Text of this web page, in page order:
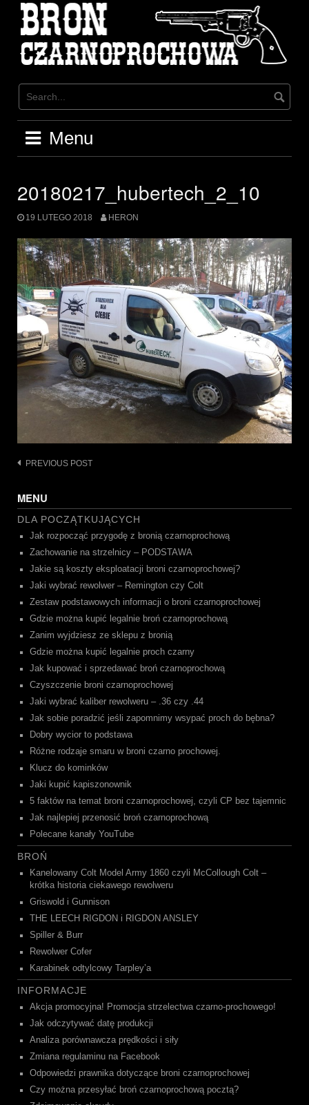
content
Menu
20180217_hubertech_2_10
19 LUTEGO 2018 HERON
Post
PREVIOUS POST
MENU
DLA POCZĄTKUJĄCYCH
Jak rozpocząć przygodę z bronią czarnoprochową
Zachowanie na strzelnicy – PODSTAWA
Jakie są koszty eksploatacji broni czarnoprochowej?
Jaki wybrać rewolwer – Remington czy Colt
Zestaw podstawowych informacji o broni czarnoprochowej
Gdzie można kupić legalnie broń czarnoprochową
Zanim wyjdziesz ze sklepu z bronią
Gdzie można kupić legalnie proch czarny
Jak kupować i sprzedawać broń czarnoprochową
Czyszczenie broni czarnoprochowej
Jaki wybrać kaliber rewolweru – .36 czy .44
Jak sobie poradzić jeśli zapomnimy wsypać proch do bębna?
Dobry wycior to podstawa
Różne rodzaje smaru w broni czarno prochowej.
Klucz do kominków
Jaki kupić kapiszonownik
5 faktów na temat broni czarnoprochowej, czyli CP bez tajemnic
Jak najlepiej przenosić broń czarnoprochową
Polecane kanały YouTube
BROŃ
Kanelowany Colt Model Army 1860 czyli McCollough Colt –
krótka historia ciekawego rewolweru
Griswold i Gunnison
THE LEECH RIGDON i RIGDON ANSLEY
Spiller & Burr
Rewolwer Cofer
Karabinek odtylcowy Tarpley’a
INFORMACJE
Akcja promocyjna! Promocja strzelectwa czarno-prochowego!
Jak odczytywać datę produkcji
Analiza porównawcza prędkości i siły
Zmiana regulaminu na Facebook
Odpowiedzi prawnika dotyczące broni czarnoprochowej
Czy można przesyłać broń czarnoprochową pocztą?